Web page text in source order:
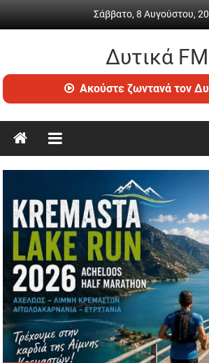
Σάββατο, 8 Αυγούστου,
Δυτικά FM
Ραδιόφωνο
•
ενημέρωση
Ακούστε ζωντανά τον